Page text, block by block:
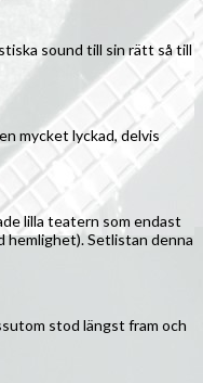
sound till sin rätt så till
mycket lyckad, delvis
lilla teatern som endast
hemlighet). Setlistan denna
stod längst fram och